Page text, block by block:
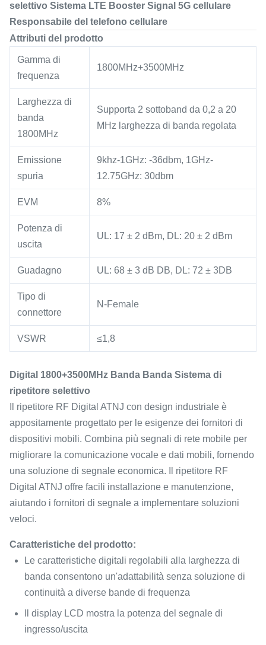
selettivo Sistema LTE Booster Signal 5G cellulare
Responsabile del telefono cellulare
Attributi del prodotto
Gamma di
frequenza
1800MHz+3500MHz
Larghezza di
banda
1800MHz
Supporta 2 sottoband da 0,2 a 20
MHz larghezza di banda regolata
Emissione
spuria
9khz-1GHz: -36dbm, 1GHz-
12.75GHz: 30dbm
EVM 8%
Potenza di
uscita
UL: 17 ± 2 dBm, DL: 20 ± 2 dBm
Guadagno UL: 68 ± 3 dB DB, DL: 72 ± 3DB
Tipo di
connettore
N-Female
VSWR ≤1,8
Digital 1800+3500MHz Banda Banda Sistema di
ripetitore selettivo
Il ripetitore RF Digital ATNJ con design industriale è
appositamente progettato per le esigenze dei fornitori di
dispositivi mobili. Combina più segnali di rete mobile per
migliorare la comunicazione vocale e dati mobili, fornendo
una soluzione di segnale economica. Il ripetitore RF
Digital ATNJ offre facili installazione e manutenzione,
aiutando i fornitori di segnale a implementare soluzioni
veloci.
Caratteristiche del prodotto:
Le caratteristiche digitali regolabili alla larghezza di
banda consentono un'adattabilità senza soluzione di
continuità a diverse bande di frequenza
Il display LCD mostra la potenza del segnale di
ingresso/uscita